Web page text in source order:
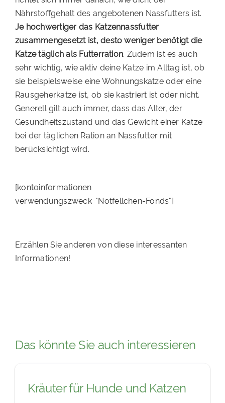
Nährstoffgehalt des angebotenen Nassfutters ist.
Je hochwertiger das Katzennassfutter
zusammengesetzt ist, desto weniger benötigt die
Katze täglich als Futterration. Zudem ist es auch
sehr wichtig, wie aktiv deine Katze im Alltag ist, ob
sie beispielsweise eine Wohnungskatze oder eine
Rausgeherkatze ist, ob sie kastriert ist oder nicht.
Generell gilt auch immer, dass das Alter, der
Gesundheitszustand und das Gewicht einer Katze
bei der täglichen Ration an Nassfutter mit
berücksichtigt wird.
[kontoinformationen
verwendungszweck="Notfellchen-Fonds"]
Erzählen Sie anderen von diese interessanten
Informationen!
Das könnte Sie auch interessieren
Kräuter für Hunde und Katzen